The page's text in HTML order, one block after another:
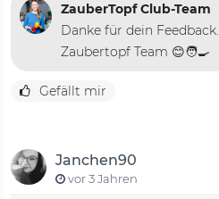
ZauberTopf Club-Team
Danke für dein
Zaubertopf Team 😊🧑‍🍳
Gefällt mir
Janchen90
vor 3 Jahren